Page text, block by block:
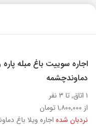
اجاره سوییت باغ مبله
دماوندچشمه
۱ اتاق, تا ۳ نفر
از ۱,۸۰۰,۰۰۰ تومان
نردبان شده اجاره ویلا باغ